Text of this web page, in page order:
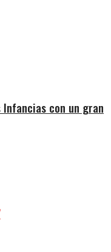
con un gran